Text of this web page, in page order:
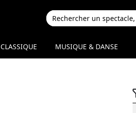
CLASSIQUE MUSIQUE & DANSE